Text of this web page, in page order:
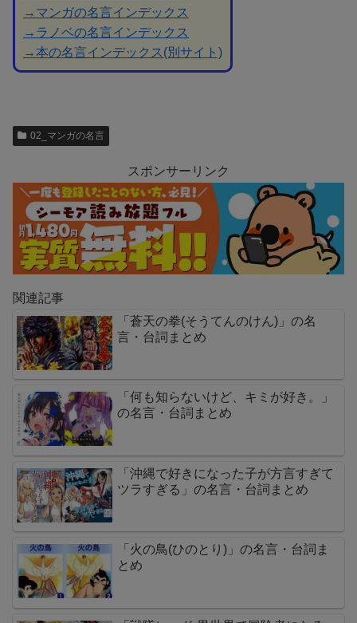
→マンガの名言インデックス
→ラノベの名言インデックス
→本の名言インデックス(別サイト)
02_マンガの名言
スポンサーリンク
関連記事
「蒼天の拳(そうてんのけん)」の名
言・台詞まとめ
「何も知らないけど、キミが好き。」
の名言・台詞まとめ
「沖縄で好きになった子が方言すぎて
ツラすぎる」の名言・台詞まとめ
「火の鳥(ひのとり)」の名言・台詞ま
とめ